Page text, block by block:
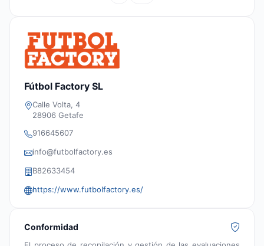
Fútbol Factory SL
Calle Volta, 4
28906 Getafe
916645607
info@futbolfactory.es
B82633454
https://www.futbolfactory.es/
Conformidad